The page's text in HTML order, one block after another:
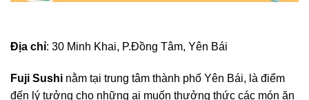
Địa chỉ: 30 Minh Khai, P.Đồng Tâm, Yên Bái
Fuji Sushi nằm tại trung tâm thành phố Yên Bái, là điểm
đến lý tưởng cho những ai muốn thưởng thức các món ăn